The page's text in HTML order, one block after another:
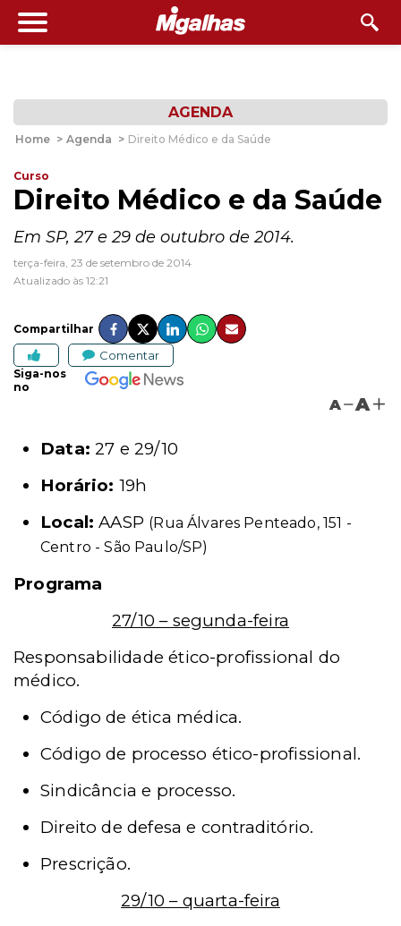
AGENDA
Home > Agenda > Direito Médico e da Saúde
Curso
Direito Médico e da Saúde
Em SP, 27 e 29 de outubro de 2014.
terça-feira, 23 de setembro de 2014
Atualizado às 12:21
Compartilhar
Comentar
Siga-nos
no
A A
Data: 27 e 29/10
Horário: 19h
Local: AASP (Rua Álvares Penteado, 151 -
Centro - São Paulo/SP)
Programa
27/10 – segunda-feira
Responsabilidade ético-profissional do
médico.
Código de ética médica.
Código de processo ético-profissional.
Sindicância e processo.
Direito de defesa e contraditório.
Prescrição.
29/10 – quarta-feira